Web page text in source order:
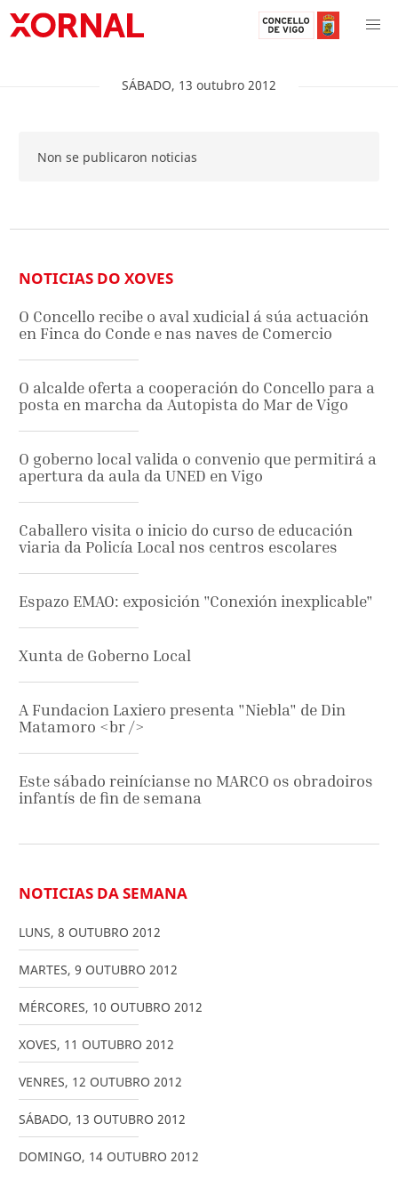
SÁBADO, 13 outubro 2012
Non se publicaron noticias
NOTICIAS DO XOVES
O Concello recibe o aval xudicial á súa actuación
en Finca do Conde e nas naves de Comercio
O alcalde oferta a cooperación do Concello para a
posta en marcha da Autopista do Mar de Vigo
O goberno local valida o convenio que permitirá a
apertura da aula da UNED en Vigo
Caballero visita o inicio do curso de educación
viaria da Policía Local nos centros escolares
Espazo EMAO: exposición "Conexión inexplicable"
Xunta de Goberno Local
A Fundacion Laxiero presenta "Niebla" de Din
Matamoro <br />
Este sábado reinícianse no MARCO os obradoiros
infantís de fin de semana
NOTICIAS DA SEMANA
LUNS, 8 OUTUBRO 2012
MARTES, 9 OUTUBRO 2012
MÉRCORES, 10 OUTUBRO 2012
XOVES, 11 OUTUBRO 2012
VENRES, 12 OUTUBRO 2012
SÁBADO, 13 OUTUBRO 2012
DOMINGO, 14 OUTUBRO 2012